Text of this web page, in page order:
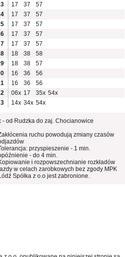
17 37
57
17 37
57
17 37
57
17 37
57
17 37
57
18 38
58
18 38
57
16 36
56
16 36
56
06x 17 35x 54x
14x 34x 54x
- od Rudzka do zaj. Chocianowice
ruchu powodują zmiany czasów
przyspieszenie - 1 min.
- do 4 min.
i rozpowszechnianie rozkładów
w celach zarobkowych bez zgody MPK
Spółka z o.o jest zabronione.